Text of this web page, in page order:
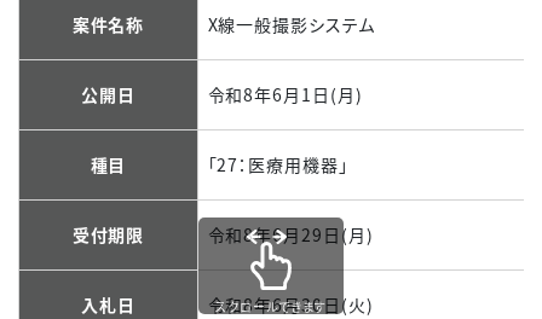
案件名称 X線一般撮影システム
公開日 令和8年6月1日(月)
種目 「27：医療用機器」
受付期限 令和8年6月29日(月)
入札日 令和8年6月30日(火)
スクロールできます